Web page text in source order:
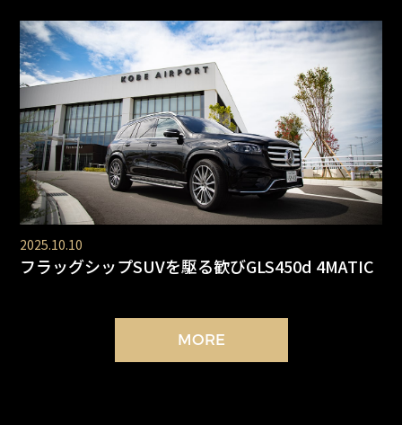
2025.10.10
フラッグシップSUVを駆る歓びGLS450d 4MATIC
MORE